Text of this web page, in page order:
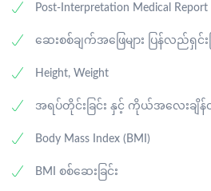
Post-Interpretation Medical Report
ဆေးစစ်ချက်အဖြေများ ပြန်လည်ရှင်းပ
Height, Weight
အရပ်တိုင်းခြင်း နှင့် ကိုယ်အလေးချိန်တို
Body Mass Index (BMI)
BMI စစ်ဆေးခြင်း